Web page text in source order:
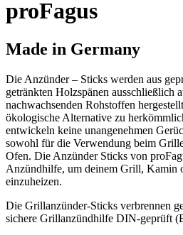
proFagus
Made in Germany
Die Anzünder – Sticks werden aus
getränkten Holzspänen ausschließlich
nachwachsenden Rohstoffen
ökologische Alternative zu
entwickeln keine unangenehmen
sowohl für die Verwendung beim
Ofen. Die Anzünder Sticks von
Anzündhilfe, um deinem Grill, Kamin
einzuheizen.
Die Grillanzünder-Sticks verbrennen
sichere Grillanzündhilfe DIN-geprüft